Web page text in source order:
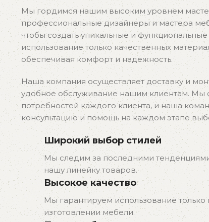
Мы гордимся нашим высоким уровнем
профессиональные дизайнеры и мастера
чтобы создать уникальные и
использование только качественных
обеспечивая комфорт и надежность.
Наша компания осуществляет доставку и
удобное обслуживание нашим клиентам. Мы
потребностей каждого клиента, и наша
консультацию и помощь на каждом этапе
Широкий выбор стилей
Мы следим за последними
нашу линейку товаров.
Высокое качество
Мы гарантируем использование только
изготовлении мебели.